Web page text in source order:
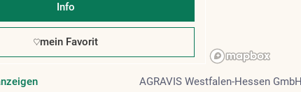
Info
Hessen GmbH -
AGRAVIS Westfalen-Hessen GmbH